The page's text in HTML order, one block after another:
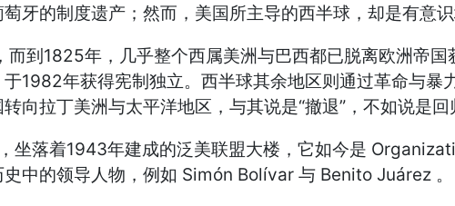
牙的制度遗产；然而，美国所主导的西半球，却是有意
而到 1825年，几乎整个西属美洲与巴西都已脱离欧洲帝国
于1982年获得宪制独立。西半球其余地区则通过革命与暴
向拉丁美洲与太平洋地区，与其说是“撤退”，不如说是回
坐落着1943年建成的泛美联盟大楼，它如今是
中的领导人物，例如 Simón Bolívar 与Benito Juárez 。